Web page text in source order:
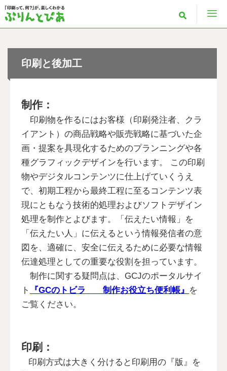
印刷と後加工
制作：
印刷物を作るにはお客様（印刷発注者、クラ
イアント）の商品戦略や販売戦略に基づいた企
画・提案を具現化するためのプランニングや各
種グラフィックデザインを行います。 この印刷
物やデジタルコンテンツに仕上げていくうえ
で、初期工程から最終工程に至るコンテンツ表
現にともなう技術的処理およびソフトデザイン
処理を制作とよびます。「伝えたい情報」を
「伝えたい人」に伝えるという情報発信者の意
図を、適確に、安全に伝えるために必要な情報
伝達処理としての重要な役割を担っています。
制作に関する疑問点は、GCJのポータルサイ
ト
『GCのトビラ 制作お役立ち便利帳』 を
ご覧ください。
印刷：
印刷方式は大きく分けると印刷用の『版』を